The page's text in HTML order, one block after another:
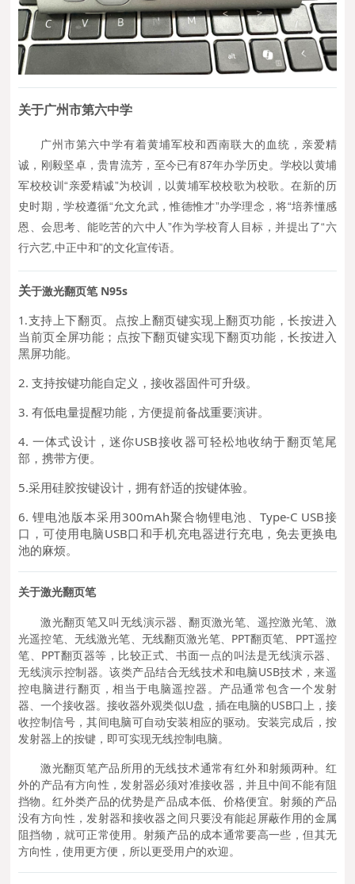
关于广州市第六中学
广州市第六中学有着黄埔军校和西南联大的血统，亲爱精
诚，刚毅坚卓，贵胄流芳，至今已有87年办学历史。学校以黄埔
军校校训“亲爱精诚”为校训，以黄埔军校校歌为校歌。在新的历
史时期，学校遵循“允文允武，惟德惟才”办学理念，将“培养懂感
恩、会思考、能吃苦的六中人”作为学校育人目标，并提出了“六
行六艺,中正中和”的文化宣传语。
关于激光翻页笔 N95s
1.支持上下翻页。点按上翻页键实现上翻页功能，长按进入
当前页全屏功能；点按下翻页键实现下翻页功能，长按进入
黑屏功能。
2. 支持按键功能自定义，接收器固件可升级。
3. 有低电量提醒功能，方便提前备战重要演讲。
4. 一体式设计，迷你USB接收器可轻松地收纳于翻页笔尾
部，携带方便。
5.采用硅胶按键设计，拥有舒适的按键体验。
6. 锂电池版本采用300mAh聚合物锂电池、Type-C USB接
口，可使用电脑USB口和手机充电器进行充电，免去更换电
池的麻烦。
关于激光翻页笔
激光翻页笔又叫无线演示器、翻页激光笔、遥控激光笔、激
光遥控笔、无线激光笔、无线翻页激光笔、PPT翻页笔、PPT遥控
笔、PPT翻页器等，比较正式、书面一点的叫法是无线演示器、
无线演示控制器。该类产品结合无线技术和电脑USB技术，来遥
控电脑进行翻页，相当于电脑遥控器。产品通常包含一个发射
器、一个接收器。接收器外观类似U盘，插在电脑的USB口上，接
收控制信号，其间电脑可自动安装相应的驱动。安装完成后，按
发射器上的按键，即可实现无线控制电脑。
激光翻页笔产品所用的无线技术通常有红外和射频两种。红
外的产品有方向性，发射器必须对准接收器，并且中间不能有阻
挡物。红外类产品的优势是产品成本低、价格便宜。射频的产品
没有方向性，发射器和接收器之间只要没有能起屏蔽作用的金属
阻挡物，就可正常使用。射频产品的成本通常要高一些，但其无
方向性，使用更方便，所以更受用户的欢迎。